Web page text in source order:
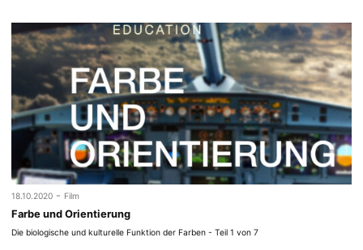
18.10.2020 - Film
Farbe und Orientierung
Die biologische und kulturelle Funktion der Farben - Teil 1 von 7